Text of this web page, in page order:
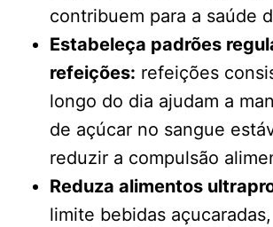
contribuem para a saúde
Estabeleça padrões
refeições: refeições
longo do dia ajudam a
de açúcar no sangue
reduzir a compulsão
Reduza alimentos
limite bebidas